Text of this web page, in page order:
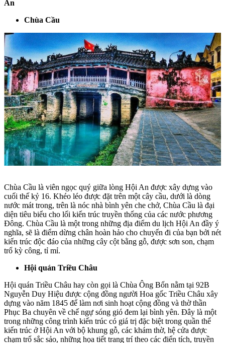
An
Chùa Cầu
Chùa Cầu là viên ngọc quý giữa lòng Hội An được xây dựng vào
cuối thế kỷ 16. Khéo léo được đặt trên một cây cầu, dưới là dòng
nước mát trong, trên là nóc nhà bình yên che chở, Chùa Cầu là đại
diện tiêu biểu cho lối kiến trúc truyền thống của các nước phương
Đông. Chùa Cầu là một trong những địa điểm du lịch Hội An đầy ý
nghĩa, sẽ là điểm dừng chân hoàn hảo cho chuyến đi của bạn bởi nét
kiến trúc độc đáo của những cây cột bằng gỗ, được sơn son, chạm
trổ kỳ công, tỉ mỉ.
Hội quán Triều Châu
Hội quán Triều Châu hay còn gọi là Chùa Ông Bổn nằm tại 92B
Nguyễn Duy Hiệu được cộng đồng người Hoa gốc Triều Châu xây
dựng vào năm 1845 để làm nơi sinh hoạt cộng đồng và thờ thần
Phục Ba chuyên về chế ngự sóng gió đem lại bình yên. Đây là một
trong những công trình kiến trúc có giá trị đặc biệt trong quần thể
kiến trúc ở Hội An với bộ khung gỗ, các khám thờ, hệ cửa được
chạm trổ sắc sảo, những họa tiết trang trí theo các điển tích, truyền